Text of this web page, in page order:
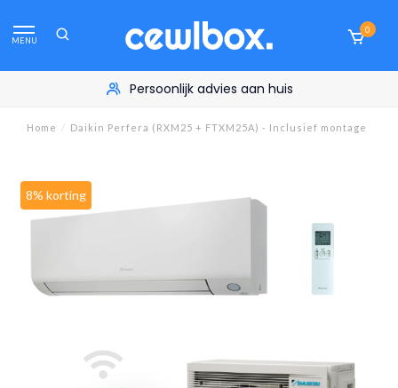
MENU
0
Persoonlijk advies aan huis
Home / Daikin Perfera (RXM25 + FTXM25A) - Inclusief montage
8% korting